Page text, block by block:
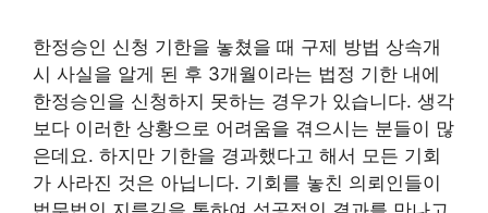
한정승인 신청 기한을 놓쳤을 때 구제 방법 상속개
시 사실을 알게 된 후 3개월이라는 법정 기한 내에
한정승인을 신청하지 못하는 경우가 있습니다. 생각
보다 이러한 상황으로 어려움을 겪으시는 분들이 많
은데요. 하지만 기한을 경과했다고 해서 모든 기회
가 사라진 것은 아닙니다. 기회를 놓친 의뢰인들이